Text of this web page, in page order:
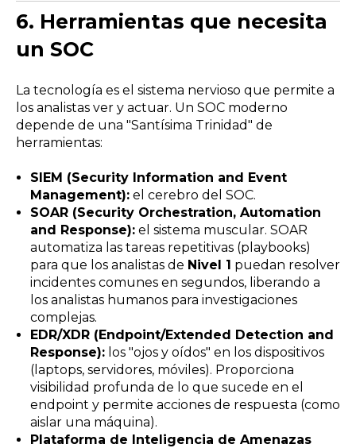
6. Herramientas que necesita
un SOC
La tecnología es el sistema nervioso que permite a
los analistas ver y actuar. Un SOC moderno
depende de una "Santísima Trinidad" de
herramientas:
SIEM (Security Information and Event
Management):el cerebro del SOC.
SOAR (Security Orchestration, Automation
and Response):el sistema muscular. SOAR
automatiza las tareas repetitivas (playbooks)
para que los analistas de Nivel 1 puedan resolver
incidentes comunes en segundos, liberando a
los analistas humanos para investigaciones
complejas.
EDR/XDR (Endpoint/Extended Detection and
Response):los "ojos y oídos" en los dispositivos
(laptops, servidores, móviles). Proporciona
visibilidad profunda de lo que sucede en el
endpoint y permite acciones de respuesta (como
aislar una máquina).
Plataforma de Inteligencia de Amenazas